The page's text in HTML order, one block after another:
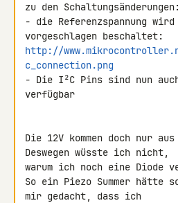
zu den Schaltungsänderungen:
- die Referenzspannung
http://
c_connection.png
- Die I²C Pins sind nun
verfügbar
Die 12V kommen doch nur
Deswegen wüsste ich nicht,
warum ich noch eine Diode
So ein Piezo Summer hätte
mir gedacht, dass ich